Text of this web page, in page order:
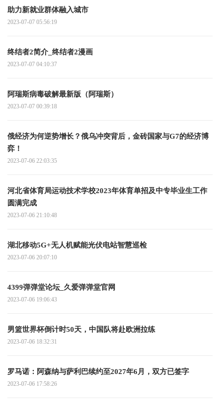
助力新就业群体融入城市
2023-07-07 05:56:19
终结者2简介_终结者2漫画
2023-07-07 04:10:37
阿瑞斯病毒破解最新版（阿瑞斯）
2023-07-07 00:39:18
俄经济为何逆势增长？俄乌冲突背后，金砖国家与G7的经济博
弈！
2023-07-06 22:03:35
河北省体育局运动技术学校2023年体育单招及中专毕业生工作
圆满完成
2023-07-06 21:10:48
湖北移动5G+无人机赋能光伏电站智慧巡检
2023-07-06 20:07:10
4399弹弹堂论坛_久爱弹弹堂官网
2023-07-06 19:06:43
男篮世界杯倒计时50天，中国队将赴欧洲拉练
2023-07-06 18:32:31
罗马诺：阿森纳与萨利巴续约至2027年6月，双方已签字
2023-07-06 17:58:26